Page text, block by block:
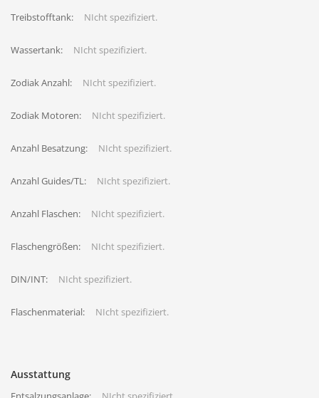
Treibstofftank: NIcht spezifiziert.
Wassertank: NIcht spezifiziert.
Zodiak Anzahl: NIcht spezifiziert.
Zodiak Motoren: NIcht spezifiziert.
Anzahl Besatzung: NIcht spezifiziert.
Anzahl Guides/TL: NIcht spezifiziert.
Anzahl Flaschen: NIcht spezifiziert.
Flaschengrößen: NIcht spezifiziert.
DIN/INT: NIcht spezifiziert.
Flaschenmaterial: NIcht spezifiziert.
Ausstattung